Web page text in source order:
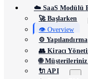
☁️ SaaS Modülü
🚀 Başlarken
👁️ Overview
⚙️ Yapılandırma
👥 Kiracı
🌐
🔌 API